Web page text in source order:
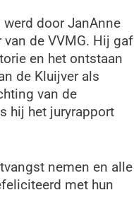
door JanAnne
de VVMG. Hij gaf
en het ontstaan
de Kluijver als
van de
hij het juryrapport
nemen en alle
met hun